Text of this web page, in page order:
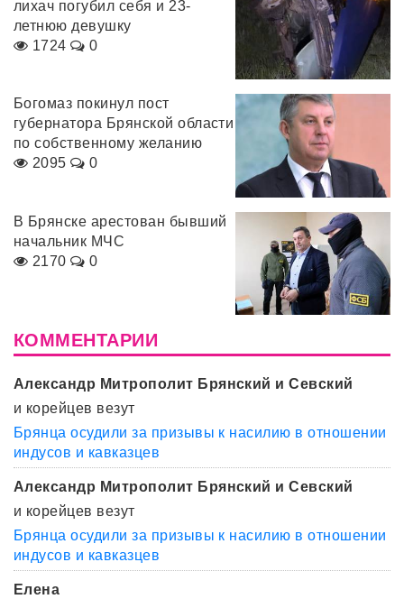
лихач погубил себя и 23-
летнюю девушку
1724
0
Богомаз покинул пост
губернатора Брянской области
по собственному желанию
2095
0
В Брянске арестован бывший
начальник МЧС
2170
0
КОММЕНТАРИИ
Александр Митрополит Брянский и Севский
и корейцев везут
Брянца осудили за призывы к насилию в отношении
индусов и кавказцев
Александр Митрополит Брянский и Севский
и корейцев везут
Брянца осудили за призывы к насилию в отношении
индусов и кавказцев
Елена